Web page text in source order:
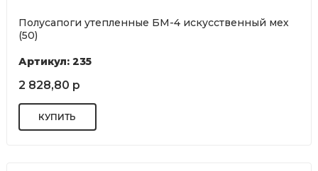
Полусапоги утепленные БМ-4 искусственный мех
(50)
Артикул: 235
2 828,80 р